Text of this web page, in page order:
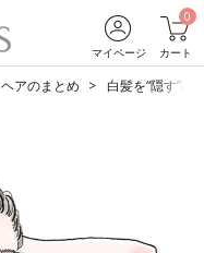
マイページ
0
カート
ヘアのまとめ 白髪を“隠す”